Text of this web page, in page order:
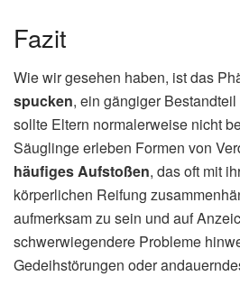
Fazit
Wie wir gesehen haben, ist das
spucken, ein gängiger
sollte Eltern normalerweise nicht
Säuglinge erleben Formen von
häufiges Aufstoßen, das oft mit
körperlichen Reifung
aufmerksam zu sein und auf
schwerwiegendere Probleme
Gedeihstörungen oder